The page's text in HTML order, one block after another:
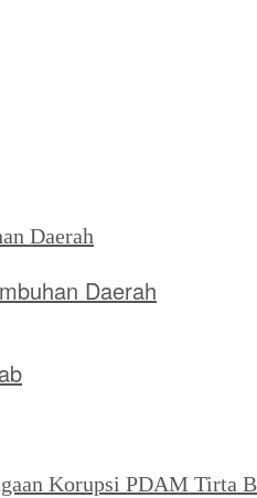
Daerah